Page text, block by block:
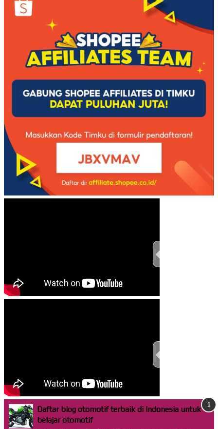
Daftar blog otomotif terbaik di Indonesia untuk
belajar otomotif